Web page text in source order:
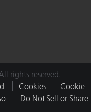
rights reserved.
Cookies
Cookie
Do Not Sell or Share